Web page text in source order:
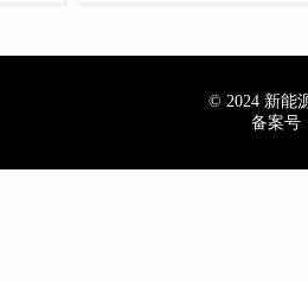
© 2024 新能
备案号